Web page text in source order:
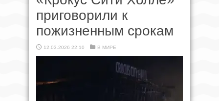
приговорили к
пожизненным срокам
12.03.2026 22:10 В МИРЕ